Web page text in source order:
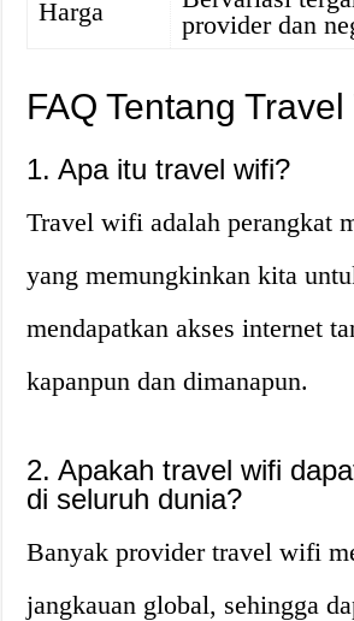
Harga
provider dan
FAQ Tentang Travel
1. Apa itu travel wifi?
Travel wifi adalah perangkat
yang memungkinkan kita
mendapatkan akses internet
kapanpun dan dimanapun.
2. Apakah travel wifi
di seluruh dunia?
Banyak provider travel wifi
jangkauan global, sehingga